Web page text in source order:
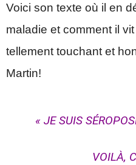
Voici son texte où il en
maladie et comment il
tellement touchant et
Martin!
« JE SUIS
VOILÀ,